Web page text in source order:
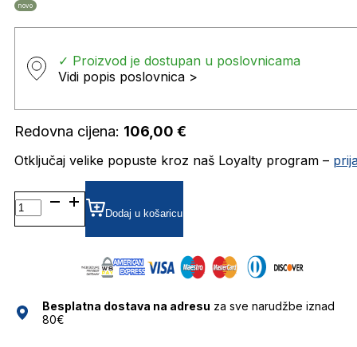
novo
✓ Proizvod je dostupan u poslovnicama
Vidi popis poslovnica >
Redovna cijena: 106,00 €
Otključaj velike popuste kroz naš Loyalty program –
LEPARCISOZAKI01 DIOPTRIJSKI
OKVIRI
LE
Dodaj u košaricu
Besplatna dostava na adresu za sve narudžbe iznad
80€